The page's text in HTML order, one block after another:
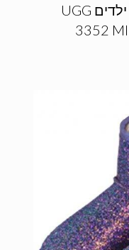
מגפי האגג מיני נוצצים ילדים UGG
3352